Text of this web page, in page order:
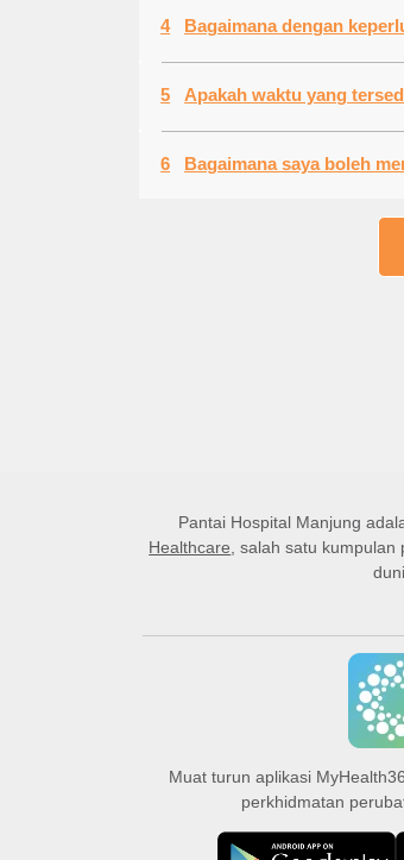
4
5
6
Pantai Hospital Manjung
Healthcare , salah satu
Muat turun aplikasi
perkhidmatan